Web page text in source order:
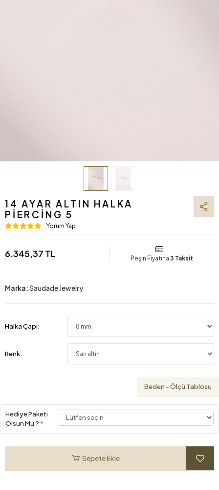
14 AYAR ALTIN HALKA
PIERCING 5
Yorum Yap
6.345,37 TL Peşin Fiyatına 3 Taksit
Marka:Saudade Jewelry
Halka Çapı:
Renk:
Beden - Ölçü Tablosu
Hediye Paketi
Olsun Mu ? *
Sepete Ekle